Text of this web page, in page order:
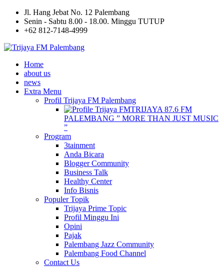
Jl. Hang Jebat No. 12 Palembang
Senin - Sabtu 8.00 - 18.00. Minggu TUTUP
+62 812-7148-4999
Home
about us
news
Extra Menu
Profil Trijaya FM Palembang
TRIJAYA 87.6 FM
PALEMBANG ” MORE THAN JUST MUSIC
”
Program
3tainment
Anda Bicara
Blogger Community
Business Talk
Healthy Center
Info Bisnis
Populer Topik
Trijaya Prime Topic
Profil Minggu Ini
Opini
Pajak
Palembang Jazz Community
Palembang Food Channel
Contact Us